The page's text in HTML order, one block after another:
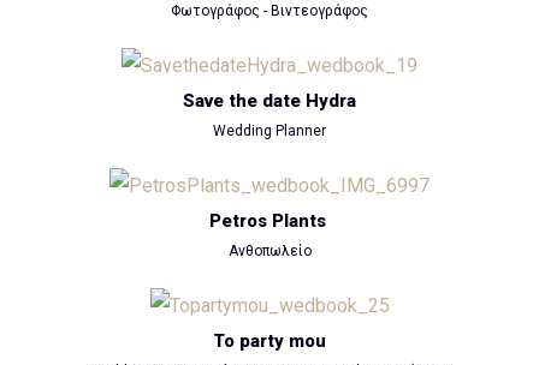
Φωτογράφος - Βιντεογράφος
Save the date Hydra
Wedding Planner
Petros Plants
Ανθοπωλείο
To party mou